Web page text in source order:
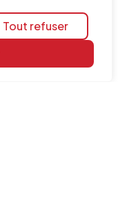
Tout refuser